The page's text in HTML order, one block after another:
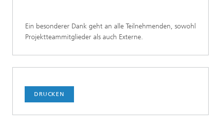
Ein besonderer Dank geht an alle Teilnehmenden, sowohl
Projektteammitglieder als auch Externe.
DRUCKEN